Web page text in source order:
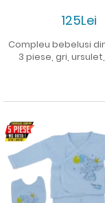
125Lei
Compleu bebelusi
3 piese, gri,